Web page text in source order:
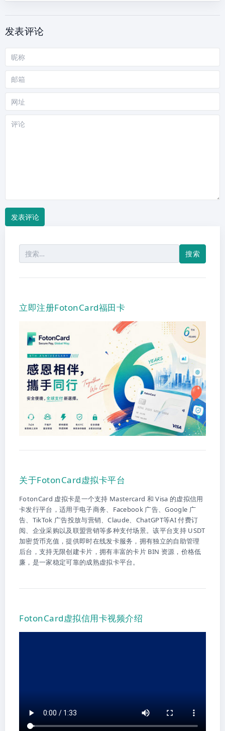
发表评论
评
昵
称
邮
箱
网
站
索：
立即注册FotonCard福田卡
关于FotonCard虚拟卡平台
FotonCard 虚拟卡是一个支持 Mastercard 和 Visa 的虚拟信用
卡发行平台，适用于电子商务、Facebook 广告、Google 广
告、TikTok 广告投放与营销、Claude、ChatGPT等AI 付费订
阅、企业采购以及联盟营销等多种支付场景。该平台支持 USDT
加密货币充值，提供即时在线发卡服务，拥有独立的自助管理
后台，支持无限创建卡片，拥有丰富的卡片 BIN 资源，价格低
廉，是一家稳定可靠的成熟虚拟卡平台。
FotonCard虚拟信用卡视频介绍